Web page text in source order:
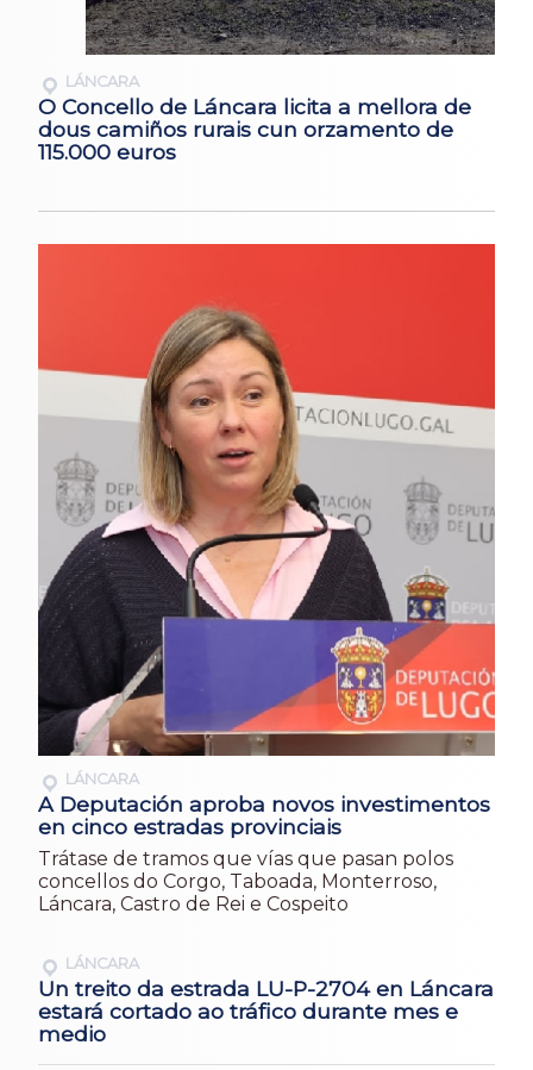
LÁNCARA
O Concello de Láncara licita a mellora de
dous camiños rurais cun orzamento de
115.000 euros
LÁNCARA
A Deputación aproba novos investimentos
en cinco estradas provinciais
Trátase de tramos que vías que pasan polos
concellos do Corgo, Taboada, Monterroso,
Láncara, Castro de Rei e Cospeito
LÁNCARA
Un treito da estrada LU-P-2704 en Láncara
estará cortado ao tráfico durante mes e
medio